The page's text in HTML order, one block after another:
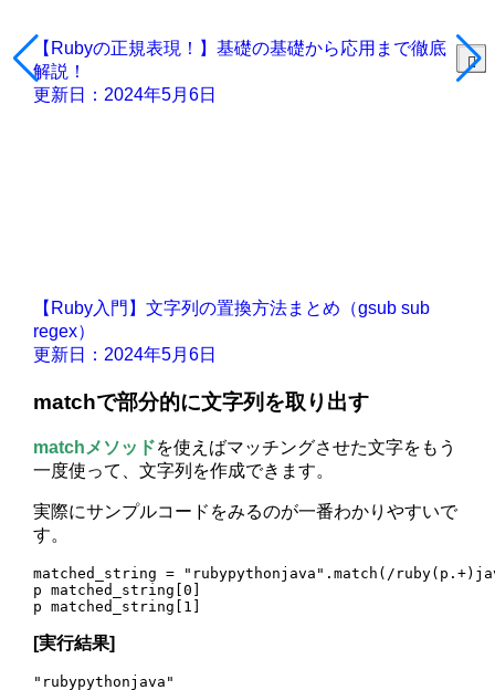
【Rubyの正規表現！】基礎の基礎から応用まで徹底
解説！
更新日：2024年5月6日
【Ruby入門】文字列の置換方法まとめ（gsub sub
regex）
更新日：2024年5月6日
matchで部分的に文字列を取り出す
matchメソッドを使えばマッチングさせた文字をもう
一度使って、文字列を作成できます。
実際にサンプルコードをみるのが一番わかりやすいで
す。
matched_string = "rubypythonjava".match(/
p matched_string[0]
[実行結果]
"rubypythonjava"